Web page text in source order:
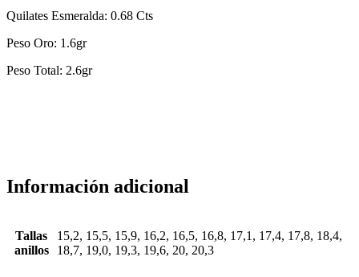
Quilates Esmeralda: 0.68 Cts
Peso Oro: 1.6gr
Peso Total: 2.6gr
Información adicional
Tallas
anillos
15,2, 15,5, 15,9, 16,2, 16,5, 16,8, 17,1, 17,4, 17,8, 18,4,
18,7, 19,0, 19,3, 19,6, 20, 20,3